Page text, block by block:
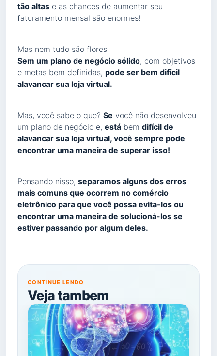
tão altas e as chances de aumentar seu
faturamento mensal são enormes!
Mas nem tudo são flores!
Sem um plano de negócio sólido, com objetivos
e metas bem definidas, pode ser bem difícil
alavancar sua loja virtual.
Mas, você sabe o que? Se você não desenvolveu
um plano de negócio e, está bem difícil de
alavancar sua loja virtual, você sempre pode
encontrar uma maneira de superar isso!
Pensando nisso, separamos alguns dos erros
mais comuns que ocorrem no comércio
eletrônico para que você possa evita-los ou
encontrar uma maneira de solucioná-los se
estiver passando por algum deles.
CONTINUE LENDO
Veja tambem